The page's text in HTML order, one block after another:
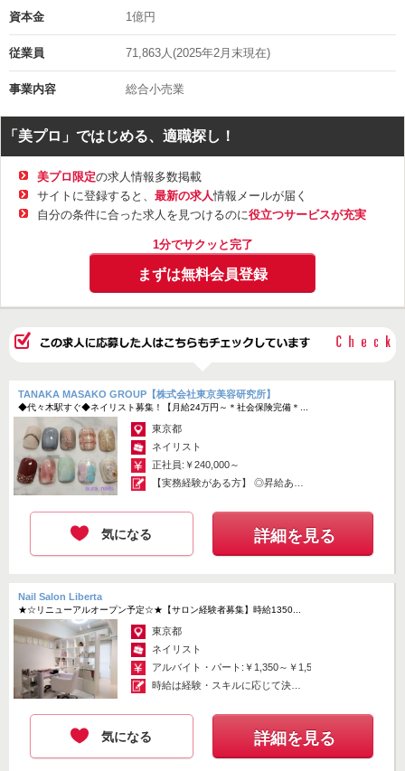
を気軽に楽しみたい！
「つめきゅーと」はそんな多くの女性の思いを叶える為に気軽に立ち
スピーディでプチプライスだけど本格的なジェルネイルを楽しめるネ
ネイリストデビューまで約2～3カ月(経験により異なります)、しっか
り研修期間を設けています。
とで自信をもってデビューできます。
色々なキャリアプランやライフスタイルに合わせた働き方を相談させ
ていただきますので、気軽に応募して下さい。
入社後のステップアップも充実!!
知識と技能の習得に合わせて毎年昇給も見込まれます。
最初は短時間でスタートしてもお子様の成長に合わせて、社会保険加
★【つめきゅーとについて】★
イオンが千葉・東京・埼玉・神奈川エリアで運営するネイルサロンで
す！
「スピーディ」「プチプライス」「クオリティ」を大切にしており、
気軽に手頃にジェルネイルをお楽しみいただけるサロンとして、地域
の方に多くご利用いただいております。
め、自爪に負担をかけません。
デザインはストーンやスタッズ・ネイルシールを活用したものから今
のトレンドを取り入れたものまで約60種類、また、シンプルなワンカ
今までの経験を生かして新しいデザインなども考えていただけます。
★【安心して長く働ける】★
大手企業イオンならではの「働きやすさ」「充実の福利厚生」が魅力
です♪
☆社会保険完備！
☆賞与あり
☆各種手当
☆オトクなイオンでの買物割引制度あり♪
資本金 1億円
従業員 71,863人(2025年2月末現在)
事業内容 総合小売業
「美プロ」ではじめる、適職探し！
美プロ限定の求人情報多数掲載
サイトに登録すると、 最新の求人情報メールが届く
自分の条件に合った求人を見つけるのに役立つサービスが充実
1分でサクッと完了
まずは無料会員登録
TANAKA MASAKO GROUP【株式会社東京美容研究所】
◆代々木駅すぐ◆ネイリスト募集！【月給24万円～＊社会保険完備＊...
東京都
ネイリスト
正社員:￥240,000～
気になる 詳細を見る
Nail Salon Liberta
★☆リニューアルオープン予定☆★【サロン経験者募集】時給1350...
東京都
ネイリスト
アルバイト・パート:￥1,350～￥1,500
気になる 詳細を見る